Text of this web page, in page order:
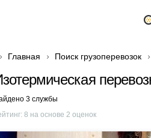
Главная Поиск грузоперевозок
3 службы
8 на основе 2 оценок